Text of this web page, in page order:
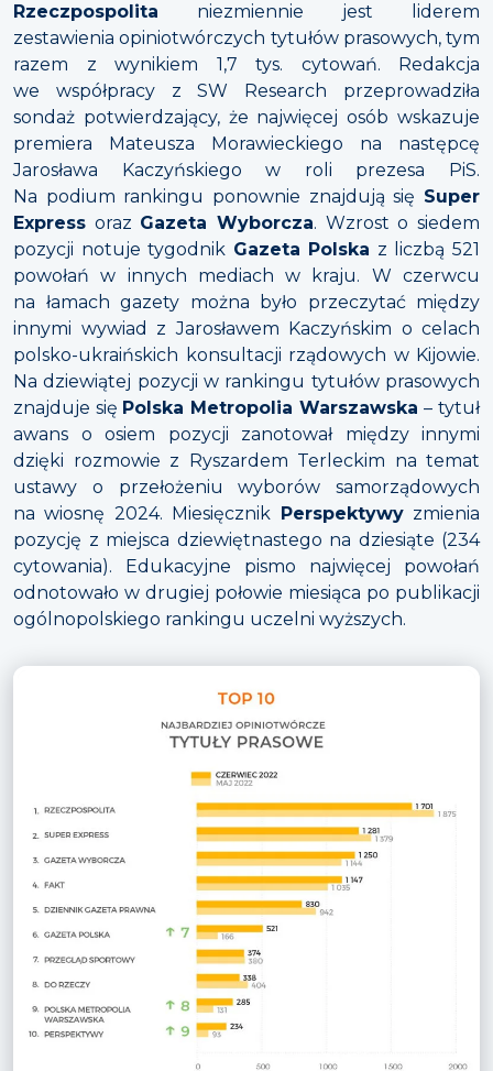
Rzeczpospolita niezmiennie jest liderem
zestawienia opiniotwórczych tytułów prasowych, tym
razem z wynikiem 1,7 tys. cytowań. Redakcja
we współpracy z SW Research przeprowadziła
sondaż potwierdzający, że najwięcej osób wskazuje
premiera Mateusza Morawieckiego na następcę
Jarosława Kaczyńskiego w roli prezesa PiS.
Na podium rankingu ponownie znajdują się Super
Express oraz Gazeta Wyborcza. Wzrost o siedem
pozycji notuje tygodnik Gazeta Polska z liczbą 521
powołań w innych mediach w kraju. W czerwcu
na łamach gazety można było przeczytać między
innymi wywiad z Jarosławem Kaczyńskim o celach
polsko-ukraińskich konsultacji rządowych w Kijowie.
Na dziewiątej pozycji w rankingu tytułów prasowych
znajduje się Polska Metropolia Warszawska– tytuł
awans o osiem pozycji zanotował między innymi
dzięki rozmowie z Ryszardem Terleckim na temat
ustawy o przełożeniu wyborów samorządowych
na wiosnę 2024. Miesięcznik Perspektywyzmienia
pozycję z miejsca dziewiętnastego na dziesiąte (234
cytowania). Edukacyjne pismo najwięcej powołań
odnotowało w drugiej połowie miesiąca po publikacji
ogólnopolskiego rankingu uczelni wyższych.